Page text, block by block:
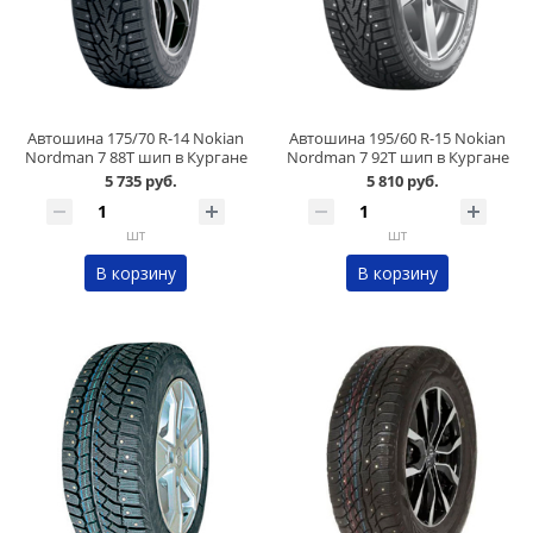
Автошина 175/70 R-14 Nokian
Nordman 7 88Т шип в Кургане
5 735 руб.
шт
В корзину
Автошина 195/60 R-15 Nokian
Nordman 7 92Т шип в Кургане
5 810 руб.
шт
В корзину